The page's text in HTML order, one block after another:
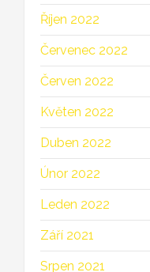
Říjen 2022
Červenec 2022
Červen 2022
Květen 2022
Duben 2022
Únor 2022
Leden 2022
Září 2021
Srpen 2021